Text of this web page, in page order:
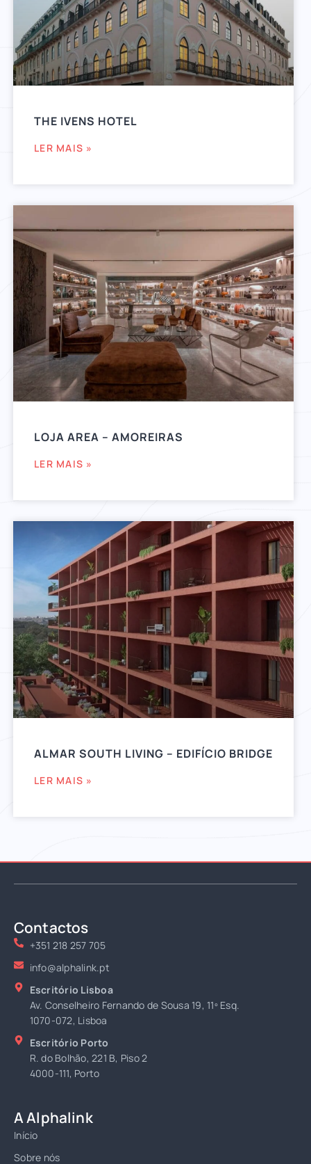
THE IVENS HOTEL
LER MAIS »
LOJA AREA – AMOREIRAS
LER MAIS »
ALMAR SOUTH LIVING – EDIFÍCIO BRIDGE
LER MAIS »
Contactos
+351 218 257 705
info@alphalink.pt
Escritório Lisboa
Av. Conselheiro Fernando de Sousa 19, 11º Esq.
1070-072, Lisboa
Escritório Porto
R. do Bolhão, 221 B, Piso 2
4000-111, Porto
A Alphalink
Início
Sobre nós